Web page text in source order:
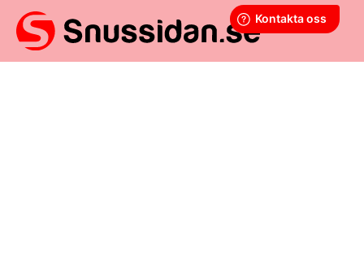
Snussidan.sehar ett av Sveriges största utbud av snus –